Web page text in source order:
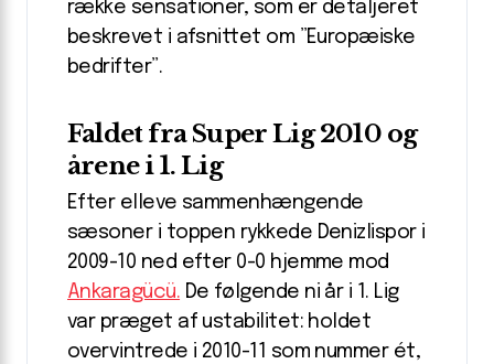
række sensationer, som er detaljeret
beskrevet i afsnittet om ”Europæiske
bedrifter”.
Faldet fra Super Lig 2010 og
årene i 1. Lig
Efter elleve sammenhængende
sæsoner i toppen rykkede Denizlispor i
2009-10 ned efter 0-0 hjemme mod
Ankaragücü. De følgende ni år i 1. Lig
var præget af ustabilitet: holdet
overvintrede i 2010-11 som nummer ét,